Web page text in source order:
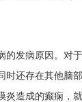
发病原因。对
还存在其他脑
造成的癫痫，